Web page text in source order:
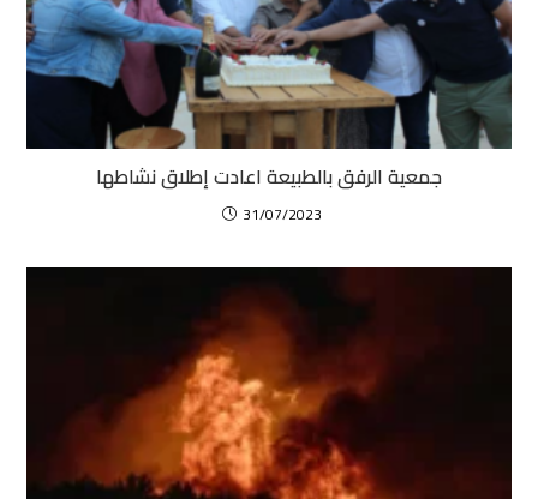
جمعية الرفق بالطبيعة اعادت إطلاق نشاطها
31/07/2023